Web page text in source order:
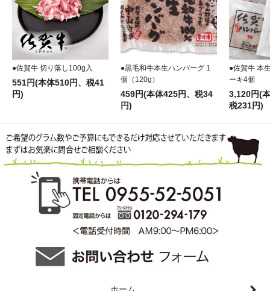
●佐賀牛 切り落し100g入
551円(本体510円、税41
円)
●黒毛和牛本生ハンバーグ 1
個（120g）
459円(本体425円、税34
円)
●佐賀牛 本
ーキ4個
3,120円(
税231円)